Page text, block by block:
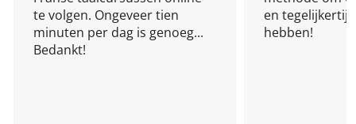
te volgen. Ongeveer tien
minuten per dag is genoeg...
Bedankt!
en
hebben!